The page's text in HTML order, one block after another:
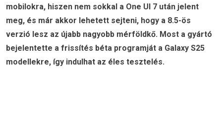
mobilokra, hiszen nem sokkal a One UI 7 után jelent
meg, és már akkor lehetett sejteni, hogy a 8.5-ös
verzió lesz az újabb nagyobb mérföldkő. Most a gyártó
bejelentette a frissítés béta programját a Galaxy S25
modellekre, így indulhat az éles tesztelés.